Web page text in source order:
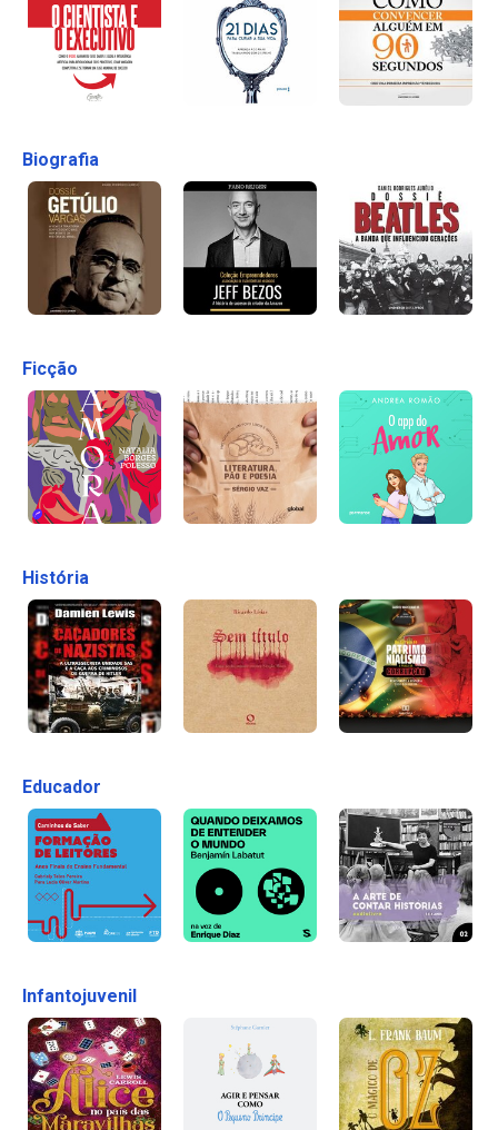
Biografia
Ficção
História
Educador
Infantojuvenil